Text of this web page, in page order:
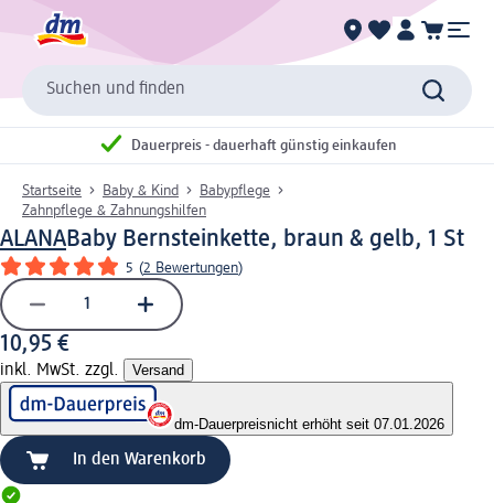
Suchen und finden
Dauerpreis - dauerhaft günstig einkaufen
Startseite Baby & Kind
Babypflege
Zahnpflege & Zahnungshilfen
ALANABaby Bernsteinkette, braun & gelb, 1 St
5 (2 Bewertungen)
10,95 €
inkl. MwSt. zzgl. Versand
dm-Dauerpreisnicht erhöht seit 07.01.2026
In den Warenkorb